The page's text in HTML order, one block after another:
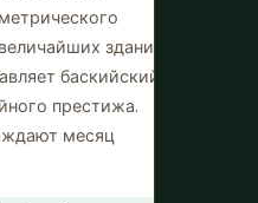
зданий
баскийский
престижа.
месяц